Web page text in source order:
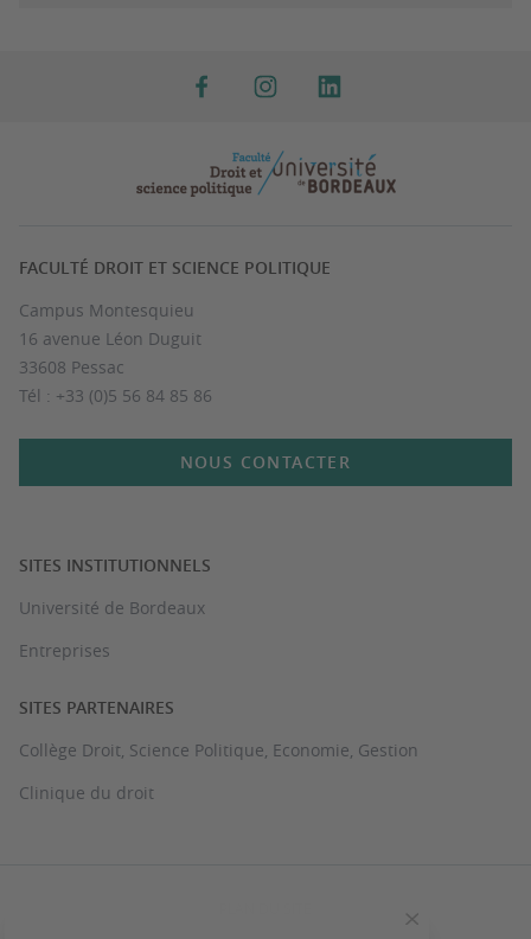
FACULTÉ DROIT ET SCIENCE POLITIQUE
Campus Montesquieu
16 avenue Léon Duguit
33608 Pessac
Tél : +33 (0)5 56 84 85 86
NOUS CONTACTER
SITES INSTITUTIONNELS
Université de Bordeaux
Entreprises
SITES PARTENAIRES
Collège Droit, Science Politique, Economie, Gestion
Clinique du droit